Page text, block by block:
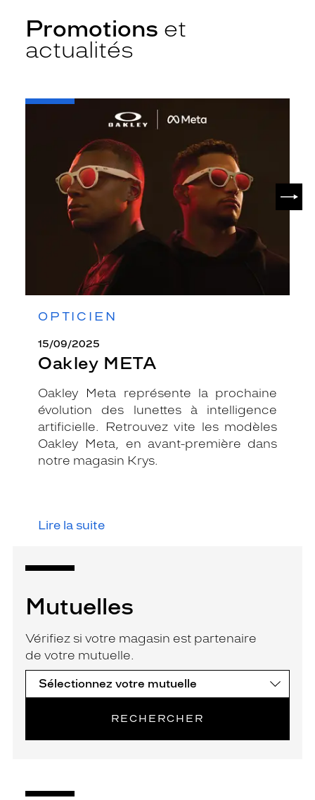
Promotions et
actualités
OPTICIEN
15/09/2025
Oakley META
Oakley Meta représente la prochaine
évolution des lunettes à intelligence
artificielle. Retrouvez vite les modèles
Oakley Meta, en avant-première dans
notre magasin Krys.
Lire la suite
-
Mutuelles
Vérifiez si votre magasin est partenaire
de votre mutuelle.
RECHERCHER